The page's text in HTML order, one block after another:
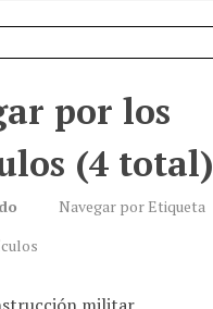
por los
(4 total)
Navegar por Etiqueta